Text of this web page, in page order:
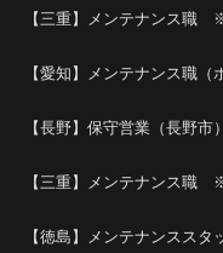
【三重】メンテナンス職
【愛知】メンテナンス職
【長野】保守営業（長野
【三重】メンテナンス職
【徳島】メンテナンスス